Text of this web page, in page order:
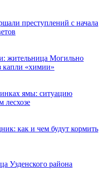
преступлений с начала
жительница Могильно
капли «химии»
ямы: ситуацию
лесхозе
как и чем будут кормить
Узденского района